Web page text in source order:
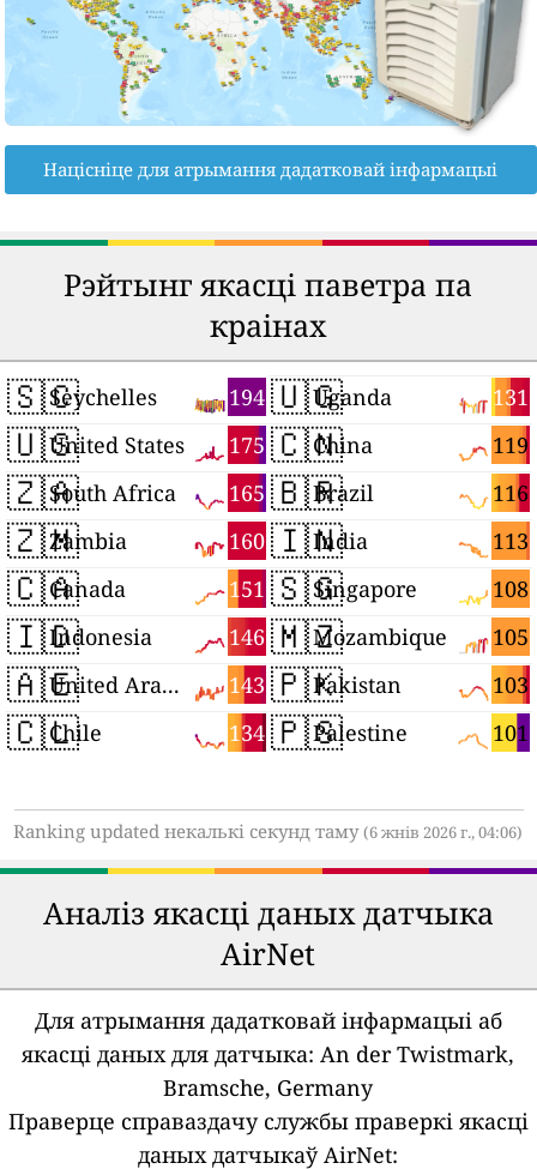
Націсніце для атрымання дадатковай інфармацыі
Рэйтынг якасці паветра па
краінах
🇸🇨 194
Seychelles
🇺🇸 175
United States
🇿🇦 165
South Africa
🇿🇲 160
Zambia
🇨🇦 151
Canada
🇮🇩 146
Indonesia
🇦🇪 143
United Arab Emirates
🇨🇱 134
Chile
🇺🇬 131
Uganda
🇨🇳 119
China
🇧🇷 116
Brazil
🇮🇳 113
India
🇸🇬 108
Singapore
🇲🇿 105
Mozambique
🇵🇰 103
Pakistan
🇵🇸 101
Palestine
Ranking updated некалькі секунд таму(6 жнів 2026 г., 04:06)
Аналіз якасці даных датчыка
AirNet
Для атрымання дадатковай інфармацыі аб
якасці даных для датчыка: An der Twistmark,
Bramsche, Germany
Праверце справаздачу службы праверкі якасці
даных датчыкаў AirNet: